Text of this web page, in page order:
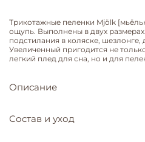
Трикотажные пеленки Mjölk
ощупь. Выполнены в двух
подстилания в коляске, шезлонге,
Увеличенный пригодится не
легкий плед для сна, но и для
Описание
Состав и уход